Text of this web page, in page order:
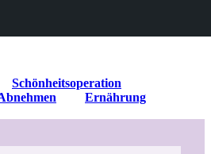
Schönheitsoperation
Ernährung